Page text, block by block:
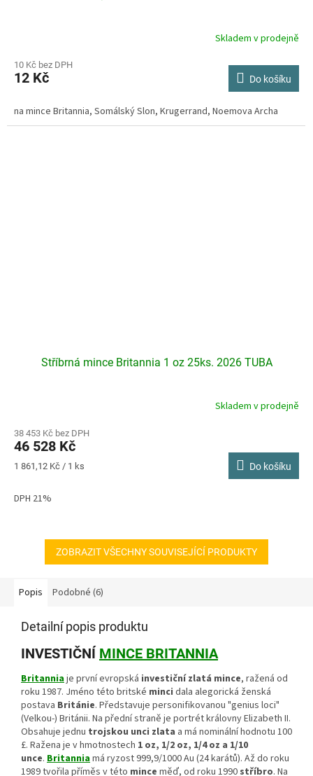
produktu
je
z
Skladem v prodejně
10 Kč bez DPH
12 Kč Do košíku
na mince Britannia, Somálský Slon, Krugerrand, Noemova Archa
Stříbrná mince Britannia 1 oz 25ks. 2026 TUBA
produktu
je
4,3
hvězdiček.
Skladem v prodejně
38 453 Kč bez DPH
46 528 Kč
Měrná
1 861,12 Kč / 1 ks Do košíku
DPH 21%
ZOBRAZIT VŠECHNY SOUVISEJÍCÍ PRODUKTY
Popis Podobné (6)
Detailní popis produktu
INVESTIČNÍ MINCE BRITANNIA
Britanniaje první evropská investiční zlatá mince, ražená od
roku 1987. Jméno této britské minci dala alegorická ženská
postava Británie. Představuje personifikovanou "genius loci"
(Velkou-) Británii. Na přední straně je portrét královny Elizabeth II.
Obsahuje jednu trojskou unci zlata a má nominální hodnotu 100
£. Ražena je v hmotnostech 1 oz, 1/2 oz, 1/4 oz a 1/10
unce. Britanniamá ryzost 999,9/1000 Au (24 karátů). Až do roku
1989 tvořila příměs v této mince měď, od roku 1990 stříbro. Na